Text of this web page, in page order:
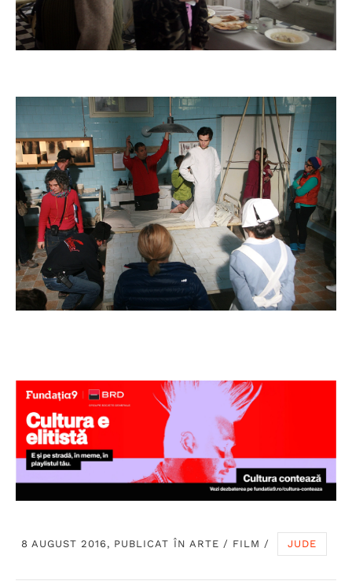
8 AUGUST 2016, PUBLICAT ÎN ARTE / FILM / JUDE